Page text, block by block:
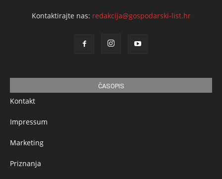
Kontaktirajte nas: redakcija@gospodarski-list.hr
ČASOPIS
Kontakt
Impressum
Marketing
Priznanja